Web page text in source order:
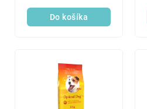
Do košíka